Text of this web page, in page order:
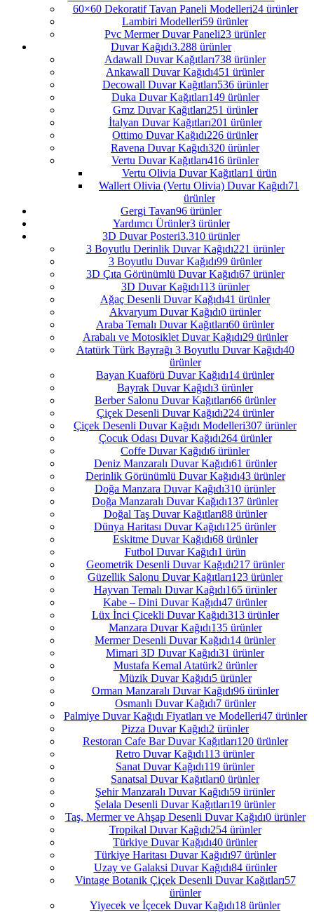
60×60 Dekoratif Tavan Paneli Modelleri24 ürünler
Lambiri Modelleri59 ürünler
Pvc Mermer Duvar Paneli23 ürünler
Duvar Kağıdı3.288 ürünler
Adawall Duvar Kağıtları738 ürünler
Ankawall Duvar Kağıdı451 ürünler
Decowall Duvar Kağıtları536 ürünler
Duka Duvar Kağıtları149 ürünler
Gmz Duvar Kağıtları251 ürünler
İtalyan Duvar Kağıtları201 ürünler
Ottimo Duvar Kağıdı226 ürünler
Ravena Duvar Kağıdı320 ürünler
Vertu Duvar Kağıtları416 ürünler
Vertu Olivia Duvar Kağıtları1 ürün
Wallert Olivia (Vertu Olivia) Duvar Kağıdı71
ürünler
Gergi Tavan96 ürünler
Yardımcı Ürünler3 ürünler
3D Duvar Posteri3.310 ürünler
3 Boyutlu Derinlik Duvar Kağıdı221 ürünler
3 Boyutlu Duvar Kağıdı99 ürünler
3D Çıta Görünümlü Duvar Kağıdı67 ürünler
3D Duvar Kağıdı113 ürünler
Ağaç Desenli Duvar Kağıdı41 ürünler
Akvaryum Duvar Kağıdı0 ürünler
Araba Temalı Duvar Kağıtları60 ürünler
Arabalı ve Motosiklet Duvar Kağıdı29 ürünler
Atatürk Türk Bayrağı 3 Boyutlu Duvar Kağıdı40
ürünler
Bayan Kuaförü Duvar Kağıdı14 ürünler
Bayrak Duvar Kağıdı3 ürünler
Berber Salonu Duvar Kağıtları66 ürünler
Çiçek Desenli Duvar Kağıdı224 ürünler
Çiçek Desenli Duvar Kağıdı Modelleri307 ürünler
Çocuk Odası Duvar Kağıdı264 ürünler
Coffe Duvar Kağıdı6 ürünler
Deniz Manzaralı Duvar Kağıdı61 ürünler
Derinlik Görünümlü Duvar Kağıdı43 ürünler
Doğa Manzara Duvar Kağıdı310 ürünler
Doğa Manzaralı Duvar Kağıdı137 ürünler
Doğal Taş Duvar Kağıtları88 ürünler
Dünya Haritası Duvar Kağıdı125 ürünler
Eskitme Duvar Kağıdı68 ürünler
Futbol Duvar Kağıdı1 ürün
Geometrik Desenli Duvar Kağıdı217 ürünler
Güzellik Salonu Duvar Kağıtları123 ürünler
Hayvan Temalı Duvar Kağıdı165 ürünler
Kabe – Dini Duvar Kağıdı47 ürünler
Lüx İnci Çicekli Duvar Kağıdı313 ürünler
Manzara Duvar Kağıdı135 ürünler
Mermer Desenli Duvar Kağıdı14 ürünler
Mimari 3D Duvar Kağıdı31 ürünler
Mustafa Kemal Atatürk2 ürünler
Müzik Duvar Kağıdı5 ürünler
Orman Manzaralı Duvar Kağıdı96 ürünler
Osmanlı Duvar Kağıdı7 ürünler
Palmiye Duvar Kağıdı Fiyatları ve Modelleri47 ürünler
Pizza Duvar Kağıdı2 ürünler
Restoran Cafe Bar Duvar Kağıtları120 ürünler
Retro Duvar Kağıdı113 ürünler
Sanat Duvar Kağıdı119 ürünler
Sanatsal Duvar Kağıtları0 ürünler
Şehir Manzaralı Duvar Kağıdı59 ürünler
Şelala Desenli Duvar Kağıtları19 ürünler
Taş, Mermer ve Ahşap Desenli Duvar Kağıdı0 ürünler
Tropikal Duvar Kağıdı254 ürünler
Türkiye Duvar Kağıdı40 ürünler
Türkiye Haritası Duvar Kağıdı97 ürünler
Uzay ve Galaksi Duvar Kağıdı84 ürünler
Vintage Botanik Çiçek Desenli Duvar Kağıtları57
ürünler
Yiyecek ve İçecek Duvar Kağıdı18 ürünler